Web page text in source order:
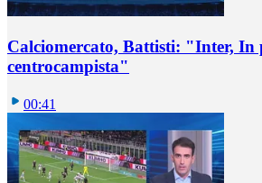
Calciomercato, Battisti: "Inter, In
centrocampista"
00:41